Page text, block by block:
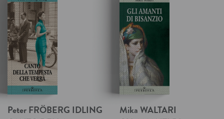
Peter FRÖBERG IDLING
Mika WALTARI